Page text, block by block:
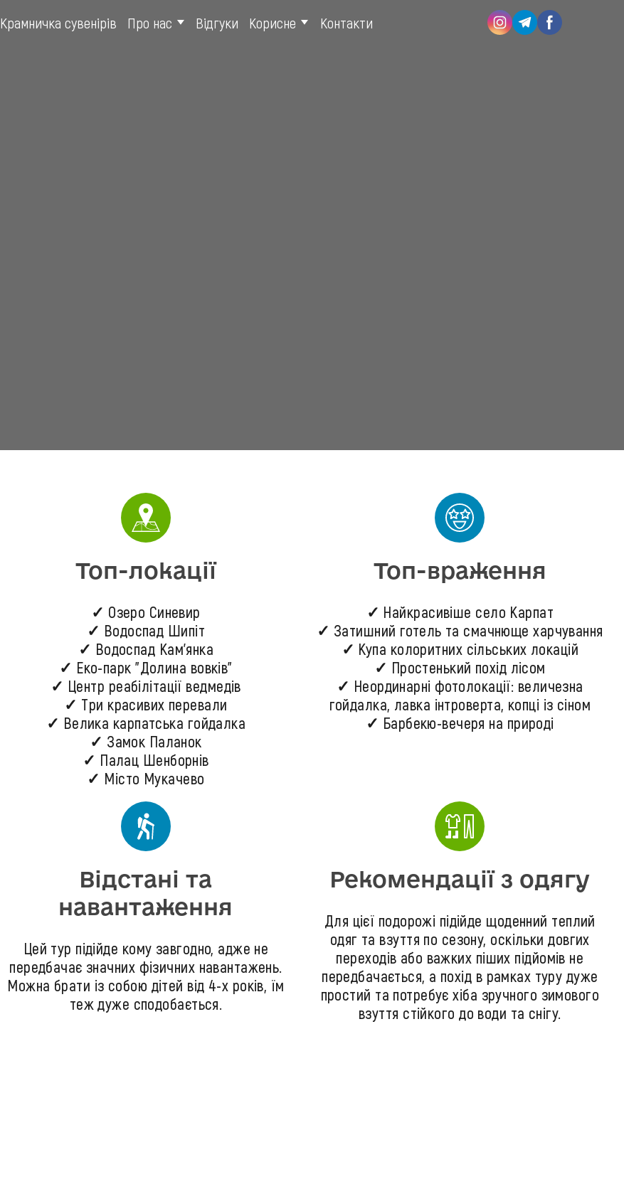
Крамничка сувенірів Про нас Відгуки Корисне Контакти
Топ-локації
✓ Озеро Синевир
✓ Водоспад Шипіт
✓ Водоспад Кам'янка
✓ Еко-парк "Долина вовків"
✓ Центр реабілітації ведмедів
✓ Три красивих перевали
✓ Велика карпатська гойдалка
✓ Замок Паланок
✓ Палац Шенборнів
✓ Місто Мукачево
Топ-враження
✓ Найкрасивіше село Карпат
✓ Затишний готель та смачнюще харчування
✓ Купа колоритних сільських локацій
✓ Простенький похід лісом
✓ Неординарні фотолокації: величезна
гойдалка, лавка інтроверта, копці із сіном
✓ Барбекю-вечеря на природі
Відстані та
навантаження
Цей тур підійде кому завгодно, адже не
передбачає значних фізичних навантажень.
Можна брати із собою дітей від 4-х років, їм
теж дуже сподобається.
Рекомендації з одягу
Для цієї подорожі підійде щоденний теплий
одяг та взуття по сезону, оскільки довгих
переходів або важких піших підйомів не
передбачається, а похід в рамках туру дуже
простий та потребує хіба зручного зимового
взуття стійкого до води та снігу.